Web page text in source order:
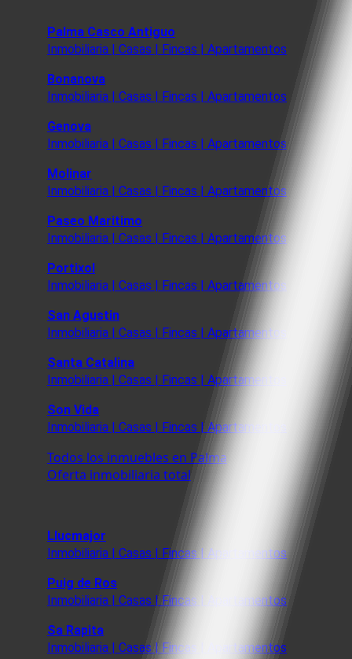
Palma Casco Antiguo
Inmobiliaria | Casas | Fincas | Apartamentos
Bonanova
Inmobiliaria | Casas | Fincas | Apartamentos
Genova
Inmobiliaria | Casas | Fincas | Apartamentos
Molinar
Inmobiliaria | Casas | Fincas | Apartamentos
Paseo Maritimo
Inmobiliaria | Casas | Fincas | Apartamentos
Portixol
Inmobiliaria | Casas | Fincas | Apartamentos
San Agustin
Inmobiliaria | Casas | Fincas | Apartamentos
Santa Catalina
Inmobiliaria | Casas | Fincas | Apartamentos
Son Vida
Inmobiliaria | Casas | Fincas | Apartamentos
Todos los inmuebles en Palma
Oferta inmobiliaria total
Llucmajor
Inmobiliaria | Casas | Fincas | Apartamentos
Puig de Ros
Inmobiliaria | Casas | Fincas | Apartamentos
Sa Rapita
Inmobiliaria | Casas | Fincas | Apartamentos